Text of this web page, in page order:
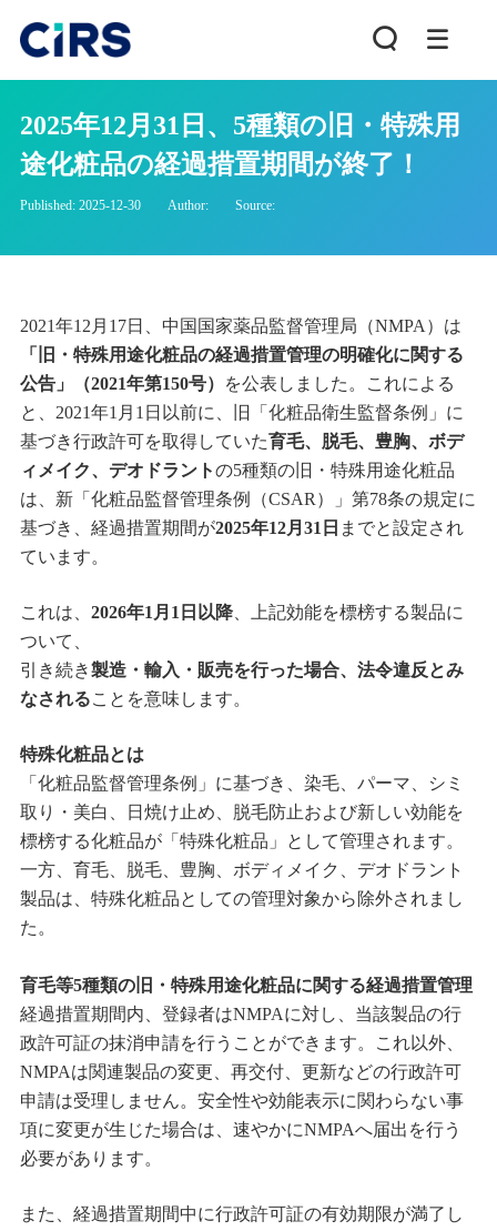
2025年12月31日、5種類の旧・特殊用
途化粧品の経過措置期間が終了！
Published: 2025-12-30 Author: Source:
2021年12月17日、中国国家薬品監督管理局（NMPA）は
「旧・特殊用途化粧品の経過措置管理の明確化に関する
公告」（2021年第150号）
を公表しました。これによる
と、2021年1月1日以前に、旧「化粧品衛生監督条例」に
基づき行政許可を取得していた育毛、脱毛、豊胸、ボデ
ィメイク、デオドラントの5種類の旧・特殊用途化粧品
は、新「化粧品監督管理条例（CSAR）」第78条の規定に
基づき、経過措置期間が2025年12月31日 までと設定され
ています。
これは、 2026年1月1日以降、上記効能を標榜する製品に
ついて、
引き続き製造・輸入・販売を行った場合、法令違反とみ
なされることを意味します。
特殊化粧品とは
「化粧品監督管理条例」に基づき、染毛、パーマ、シミ
取り・美白、日焼け止め、脱毛防止および新しい効能を
標榜する化粧品が「特殊化粧品」として管理されます。
一方、育毛、脱毛、豊胸、ボディメイク、デオドラント
製品は、特殊化粧品としての管理対象から除外されまし
た。
育毛等5種類の旧・特殊用途化粧品に関する経過措置管理
経過措置期間内、登録者はNMPAに対し、当該製品の行
政許可証の抹消申請を行うことができます。これ以外、
NMPAは関連製品の変更、再交付、更新などの行政許可
申請は受理しません。安全性や効能表示に関わらない事
項に変更が生じた場合は、速やかにNMPAへ届出を行う
必要があります。
また、経過措置期間中に行政許可証の有効期限が満了し